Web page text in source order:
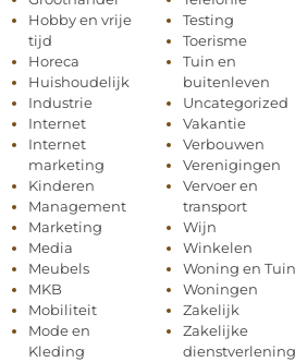
Hobby en vrije
tijd
Horeca
Huishoudelijk
Industrie
Internet
Internet
marketing
Kinderen
Management
Marketing
Media
Meubels
MKB
Mobiliteit
Mode en
Kleding
Testing
Toerisme
Tuin en
buitenleven
Uncategorized
Vakantie
Verbouwen
Verenigingen
Vervoer en
transport
Wijn
Winkelen
Woning en Tuin
Woningen
Zakelijk
Zakelijke
dienstverlening